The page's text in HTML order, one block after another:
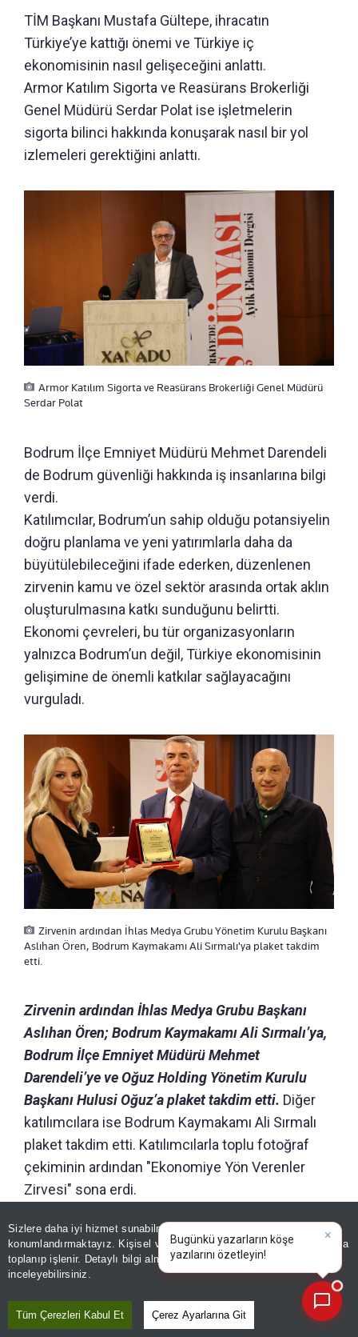
Sizlere daha iyi hizmet sunabilmek adına sitemizde
konumlandırmaktayız. Kişisel verileriniz, KVKK ve GDPR kapsamında
toplanıp işlenir. Detaylı bilgi almak içinAydınlatma Metnimizi
inceleyebilirsiniz.
Tüm Çerezleri Kabul Et Çerez Ayarlarına Git
TİM Başkanı Mustafa Gültepe, ihracatın
Türkiye’ye kattığı önemi ve Türkiye iç
ekonomisinin nasıl gelişeceğini anlattı.
Armor Katılım Sigorta ve Reasürans Brokerliği
Genel Müdürü Serdar Polat ise işletmelerin
sigorta bilinci hakkında konuşarak nasıl bir yol
izlemeleri gerektiğini anlattı.
Armor Katılım Sigorta ve Reasürans Brokerliği Genel Müdürü
Serdar Polat
Bodrum İlçe Emniyet Müdürü Mehmet Darendeli
de Bodrum güvenliği hakkında iş insanlarına bilgi
verdi.
Katılımcılar, Bodrum’un sahip olduğu potansiyelin
doğru planlama ve yeni yatırımlarla daha da
büyütülebileceğini ifade ederken, düzenlenen
zirvenin kamu ve özel sektör arasında ortak aklın
oluşturulmasına katkı sunduğunu belirtti.
Ekonomi çevreleri, bu tür organizasyonların
yalnızca Bodrum’un değil, Türkiye ekonomisinin
gelişimine de önemli katkılar sağlayacağını
vurguladı.
Zirvenin ardından İhlas Medya Grubu Yönetim Kurulu Başkanı
Aslıhan Ören, Bodrum Kaymakamı Ali Sırmalı'ya plaket takdim
etti.
Zirvenin ardından İhlas Medya Grubu Başkanı
Aslıhan Ören; Bodrum Kaymakamı Ali Sırmalı’ya,
Bodrum İlçe Emniyet Müdürü Mehmet
Darendeli’ye ve Oğuz Holding Yönetim Kurulu
Başkanı Hulusi Oğuz’a plaket takdim etti. Diğer
katılımcılara ise Bodrum Kaymakamı Ali Sırmalı
plaket takdim etti. Katılımcılarla toplu fotoğraf
çekiminin ardından "Ekonomiye Yön Verenler
Zirvesi" sona erdi.
Editör :SEZER DOĞRU|Kaynak: İHLAS HABER AJANSI
Yayın Tarihi | 07 Ağustos, 2026 - 20:45
|